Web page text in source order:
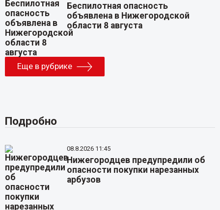
Беспилотная опасность
объявлена в Нижегородской
области 8 августа
Еще в рубрике
Подробно
08.8.2026 11:45
Нижегородцев предупредили об
опасности покупки нарезанных
арбузов